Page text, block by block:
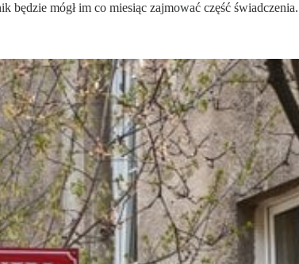
będzie mógł im co miesiąc zajmować część świadczenia.